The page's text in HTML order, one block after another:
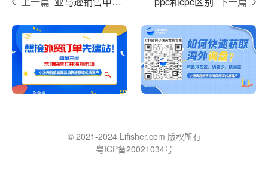
© 2021-2024 Lifisher.com 版权所有
粤ICP备20021034号